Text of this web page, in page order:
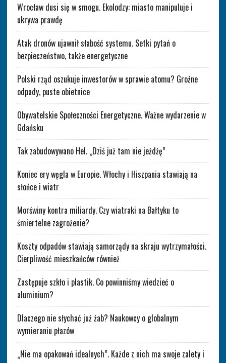
Wrocław dusi się w smogu. Ekolodzy: miasto manipuluje i
ukrywa prawdę
Atak dronów ujawnił słabość systemu. Setki pytań o
bezpieczeństwo, także energetyczne
Polski rząd oszukuje inwestorów w sprawie atomu? Groźne
odpady, puste obietnice
Obywatelskie Społeczności Energetyczne. Ważne wydarzenie w
Gdańsku
Tak zabudowywano Hel. „Dziś już tam nie jeżdżę”
Koniec ery węgla w Europie. Włochy i Hiszpania stawiają na
słońce i wiatr
Morświny kontra miliardy. Czy wiatraki na Bałtyku to
śmiertelne zagrożenie?
Koszty odpadów stawiają samorządy na skraju wytrzymałości.
Cierpliwość mieszkańców również
Zastępuje szkło i plastik. Co powinniśmy wiedzieć o
aluminium?
Dlaczego nie słychać już żab? Naukowcy o globalnym
wymieraniu płazów
„Nie ma opakowań idealnych”. Każde z nich ma swoje zalety i